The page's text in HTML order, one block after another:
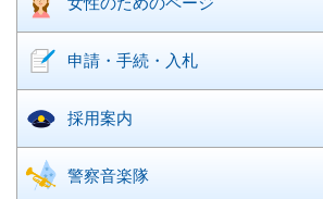
申請・手続・入札
採用案内
警察音楽隊